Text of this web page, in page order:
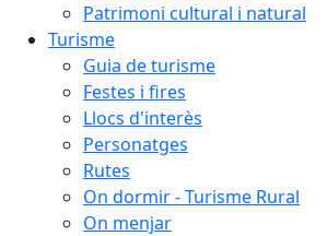
Patrimoni cultural i natural
Turisme
Guia de turisme
Festes i fires
Llocs d'interès
Personatges
Rutes
On dormir - Turisme Rural
On menjar